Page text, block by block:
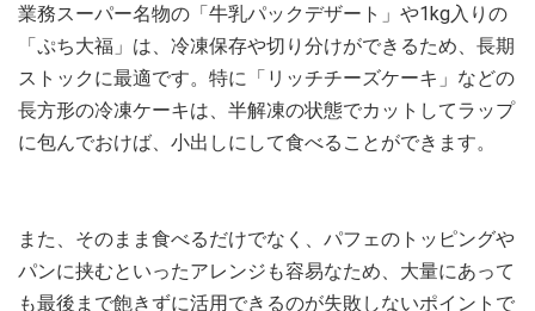
業務スーパー名物の「牛乳パックデザート」や1kg入りの
「ぷち大福」は、冷凍保存や切り分けができるため、長期
ストックに最適です。特に「リッチチーズケーキ」などの
長方形の冷凍ケーキは、半解凍の状態でカットしてラップ
に包んでおけば、小出しにして食べることができます。
また、そのまま食べるだけでなく、パフェのトッピングや
パンに挟むといったアレンジも容易なため、大量にあって
も最後まで飽きずに活用できるのが失敗しないポイントで